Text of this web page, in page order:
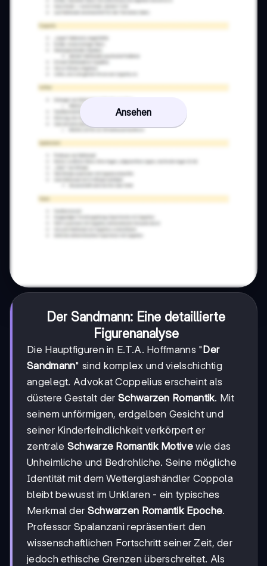
Ansehen
Der Sandmann: Eine detaillierte
Figurenanalyse
Die Hauptfiguren in E.T.A. Hoffmanns "Der
Sandmann" sind komplex und vielschichtig
angelegt. Advokat Coppelius erscheint als
düstere Gestalt derSchwarzen Romantik. Mit
seinem unförmigen, erdgelben Gesicht und
seiner Kinderfeindlichkeit verkörpert er
zentrale Schwarze Romantik Motivewie das
Unheimliche und Bedrohliche. Seine mögliche
Identität mit dem Wetterglashändler Coppola
bleibt bewusst im Unklaren - ein typisches
Merkmal der Schwarzen Romantik Epoche.
Professor Spalanzani repräsentiert den
wissenschaftlichen Fortschritt seiner Zeit, der
jedoch ethische Grenzen überschreitet. Als